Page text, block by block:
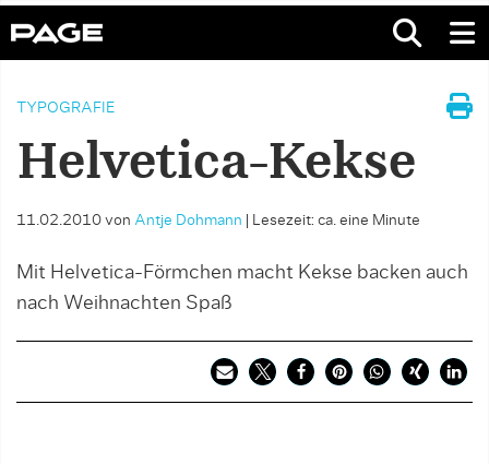
TYPOGRAFIE
Helvetica-Kekse
11.02.2010 von Antje Dohmann Lesezeit: ca. eine Minute
Mit Helvetica-Förmchen macht Kekse backen auch
nach Weihnachten Spaß